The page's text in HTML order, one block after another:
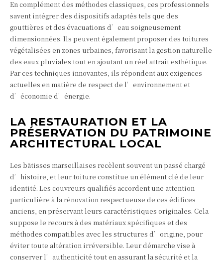
En complément des méthodes classiques, ces professionnels
savent intégrer des dispositifs adaptés tels que des
gouttières et des évacuations d’eau soigneusement
dimensionnées. Ils peuvent également proposer des toitures
végétalisées en zones urbaines, favorisant la gestion naturelle
des eaux pluviales tout en ajoutant un réel attrait esthétique.
Par ces techniques innovantes, ils répondent aux exigences
actuelles en matière de respect de l’environnement et
d’économie d’énergie.
LA RESTAURATION ET LA
PRÉSERVATION DU PATRIMOINE
ARCHITECTURAL LOCAL
Les bâtisses marseillaises recèlent souvent un passé chargé
d’histoire, et leur toiture constitue un élément clé de leur
identité. Les couvreurs qualifiés accordent une attention
particulière à la rénovation respectueuse de ces édifices
anciens, en préservant leurs caractéristiques originales. Cela
suppose le recours à des matériaux spécifiques et des
méthodes compatibles avec les structures d’origine, pour
éviter toute altération irréversible. Leur démarche vise à
conserver l’authenticité tout en assurant la sécurité et la